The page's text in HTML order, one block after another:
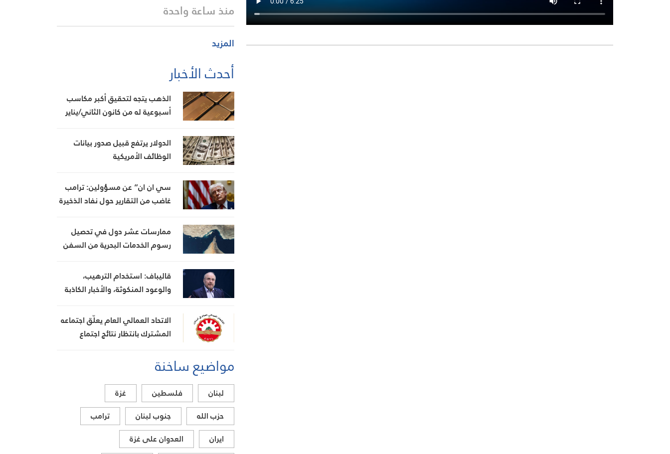
منذ ساعة واحدة
المزيد
أحدث الأخبار
الذهب يتجه لتحقيق أكبر مكاسب
أسبوعية له من كانون الثاني/يناير
الدولار يرتفع قبيل صدور بيانات
الوظائف الأمريكية
سي ان ان” عن مسؤولين: ترامب
غاضب من التقارير حول نفاد الذخيرة
المفاوضات
ممارسات عشر دول في تحصيل
رسوم الخدمات البحرية من السفن
قاليباف: استخدام الترهيب،
والوعود المنكوثة، والأخبار الكاذبة
الاتحاد العمالي العام يعلّق اجتماعه
المشترك بانتظار نتائج اجتماع
مواضيع ساخنة
لبنان فلسطين
غزة
حزب الله
جنوب لبنان
ترامب
ايران
العدوان على غزة